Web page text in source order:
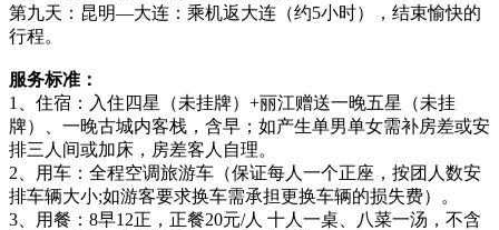
第九天：昆明—大连：乘机返大连（约5小时），结束愉快的
行程。
服务标准：
1、住宿：入住四星（未挂牌）+丽江赠送一晚五星（未挂
牌）、一晚古城内客栈，含早；如产生单男单女需补房差或安
排三人间或加床，房差客人自理。
2、用车：全程空调旅游车（保证每人一个正座，按团人数安
排车辆大小;如游客要求换车需承担更换车辆的损失费）。
3、用餐：8早12正，正餐20元/人 十人一桌、八菜一汤，不含